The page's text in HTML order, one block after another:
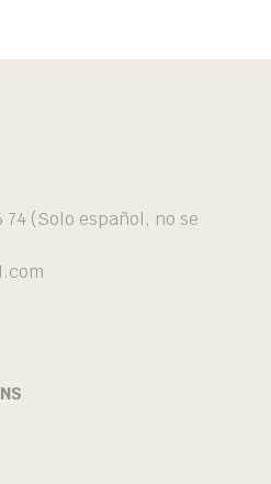
74 (Solo español, no se